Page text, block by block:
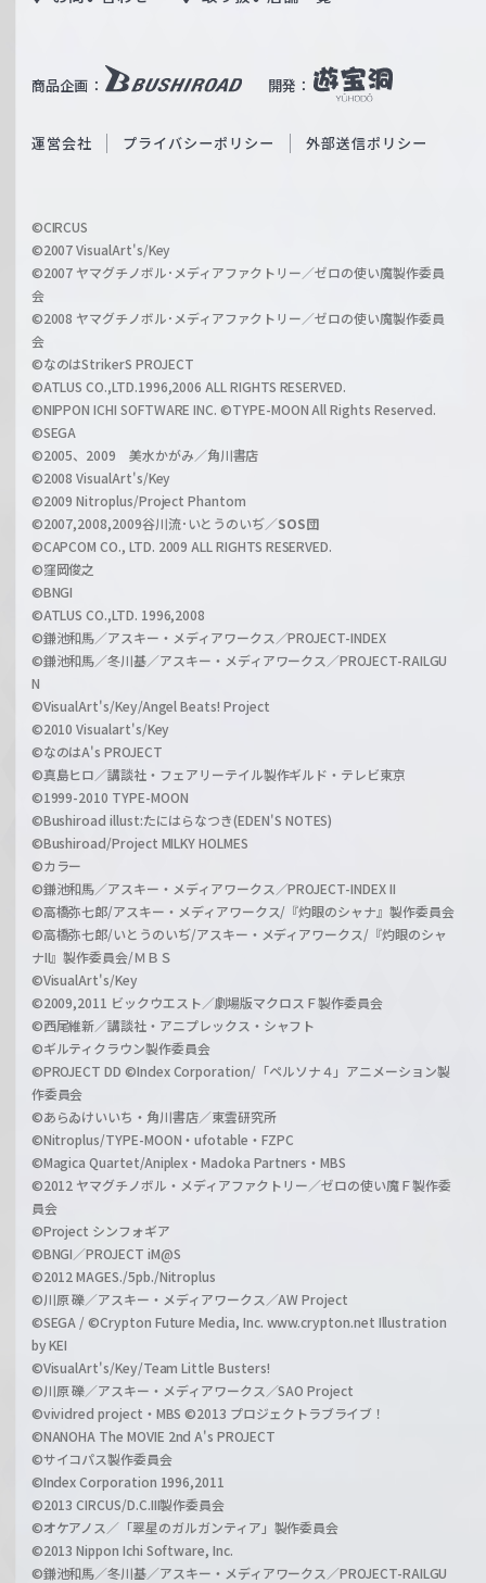
W
ß
c
a
r
z
商品企画： 開発：
b
O
i
l
h
a
n
l
運営会社 プライバシーポリシー 外部送信ポリシー
©CIRCUS
©2007 VisualArt's/Key
©2007 ヤマグチノボル･メディアファクトリー／ゼロの使い魔製作委員
会
©2008 ヤマグチノボル･メディアファクトリー／ゼロの使い魔製作委員
会
©なのはStrikerS PROJECT
©ATLUS CO.,LTD.1996,2006 ALL RIGHTS RESERVED.
©NIPPON ICHI SOFTWARE INC. ©TYPE-MOON All Rights Reserved.
©SEGA
©2005、2009 美水かがみ／角川書店
©2008 VisualArt's/Key
©2009 Nitroplus/Project Phantom
©2007,2008,2009谷川流･いとうのいぢ／SOS団
©CAPCOM CO., LTD. 2009 ALL RIGHTS RESERVED.
©窪岡俊之
©BNGI
©ATLUS CO.,LTD. 1996,2008
©鎌池和馬／アスキー・メディアワークス／PROJECT-INDEX
©鎌池和馬／冬川基／アスキー・メディアワークス／PROJECT-RAILGU
N
©VisualArt's/Key/Angel Beats! Project
©2010 Visualart's/Key
©なのはA's PROJECT
©真島ヒロ／講談社・フェアリーテイル製作ギルド・テレビ東京
©1999-2010 TYPE-MOON
©Bushiroad illust:たにはらなつき(EDEN'S NOTES)
©Bushiroad/Project MILKY HOLMES
©カラー
©鎌池和馬／アスキー・メディアワークス／PROJECT-INDEX II
©高橋弥七郎/アスキー・メディアワークス/『灼眼のシャナ』製作委員会
©高橋弥七郎/いとうのいぢ/アスキー・メディアワークス/『灼眼のシャ
ナII』製作委員会/ＭＢＳ
©VisualArt's/Key
©2009,2011 ビックウエスト／劇場版マクロスＦ製作委員会
©西尾維新／講談社・アニプレックス・シャフト
©ギルティクラウン製作委員会
©PROJECT DD ©Index Corporation/「ペルソナ４」アニメーション製
作委員会
©あらゐけいいち・角川書店／東雲研究所
©Nitroplus/TYPE-MOON・ufotable・FZPC
©Magica Quartet/Aniplex・Madoka Partners・MBS
©2012 ヤマグチノボル・メディアファクトリー／ゼロの使い魔Ｆ製作委
員会
©Project シンフォギア
©BNGI／PROJECT iM@S
©2012 MAGES./5pb./Nitroplus
©川原 礫／アスキー・メディアワークス／AW Project
©SEGA / ©Crypton Future Media, Inc. www.crypton.net Illustration
by KEI
©VisualArt's/Key/Team Little Busters!
©川原 礫／アスキー・メディアワークス／SAO Project
©vividred project・MBS ©2013 プロジェクトラブライブ！
©NANOHA The MOVIE 2nd A's PROJECT
©サイコパス製作委員会
©Index Corporation 1996,2011
©2013 CIRCUS/D.C.III製作委員会
©オケアノス／「翠星のガルガンティア」製作委員会
©2013 Nippon Ichi Software, Inc.
©鎌池和馬／冬川基／アスキー・メディアワークス／PROJECT-RAILGU